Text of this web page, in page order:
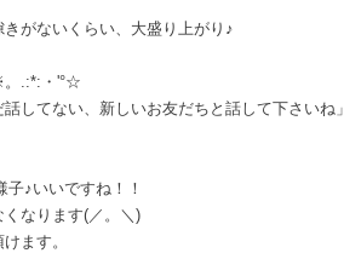
がないくらい、大盛り上がり♪
。.:*:・'°☆
してない、新しいお友だちと話して下さいね」
♪いいですね！！
なります(／。＼)
ます。